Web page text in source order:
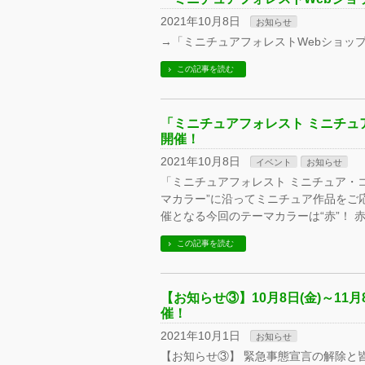
2021年10月8日 お知らせ
→「ミニチュアフォレストWebショッ
この記事を読む
「ミニチュアフォレスト ミニチ
開催！
2021年10月8日 イベント お知らせ
「ミニチュアフォレスト ミニチュア
マカラー”に沿ってミニチュア作品を
催となる今回のテーマカラーは“赤”！
この記事を読む
【お知らせ③】10月8日(金)～11
催！
2021年10月1日 お知らせ
【お知らせ③】 緊急事態宣言の解除